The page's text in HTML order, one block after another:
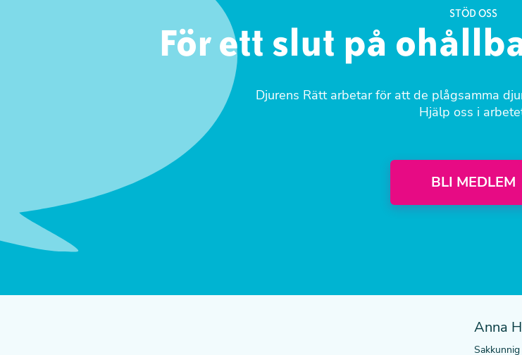
STÖD OSS
För ett slut på
Djurens Rätt arbetar för att de plågsamma
Hjälp oss i
BLI MEDLEM
Anna
Sakkunnig